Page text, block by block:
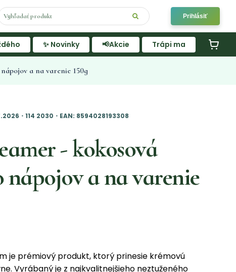
Prihlásiť
✨ Novinky 📢Akcie Trápi ma
a na varenie 150g
・114 2030・EAN: 8594028193308
- kokosová
nápojov a na varenie
je prémiový produkt, ktorý prinesie krémovú
Vyrábaný je z najkvalitnejšieho neztuženého